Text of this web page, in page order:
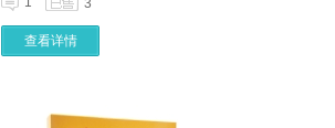
3
查看详情